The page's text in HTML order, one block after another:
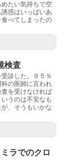
たい気持ちで空
惑はいっぱいあ
べてしまったの
検査
診した。９５％
の医師に言われ
を受けなければ
うのは不安なも
、そうもいかな
ラでのクロ